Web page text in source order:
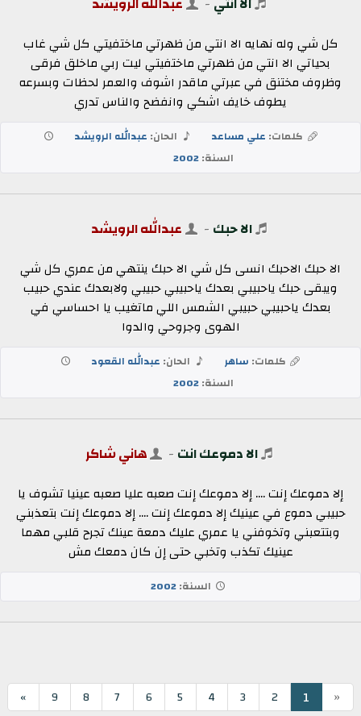
كل شي وله نهايه الا انتي من ظهرتي ماختفيتي كل شي غاب
بحياتي الا انتي من ظهرتي ماختفيتي ليت ربي ماخلق فرقى
وظروف مختنق في عبرتي ماقدر اشوف والعمر لحظات وبسرعه
يطوف خايف اشكي وانفضح والناس تدري
كلمات: علي مساعد الحان: عبدالله الرويشد
السنة:2002
الا حبك - عبدالله الرويشد
الا حبك الاحبك انسى كل شي الا حبك ينتهي من عمري كل شي
ويبقى حبك ياحبيبي بعدك ياحبيبي حبيبي ولابعدك عندي حبيب
بعدك ياحبيبي حبيبي الشمس اللي ماتغيب يا احساسي في
الهوى وجروحي والدوا
كلمات: ساهر الحان: عبدالله القعود
السنة:2002
الا دموعك انت - هاني شاكر
إلا دموعك إنت .... إلا دموعك إنت صعبه عليا صعبه عينيا تشوف يا
حبيبي دموع في عينيك إلا دموعك إنت .... إلا دموعك إنت بتعذبني
وبتتعبني وتخوفني يا عمري عليك دمعة عينك تجرح قلبي مهما
عينيك تكذب وتخبي حتى إن كان دمعك مش
السنة:2002
«
1
2
3
4
5
6
7
8
9
»